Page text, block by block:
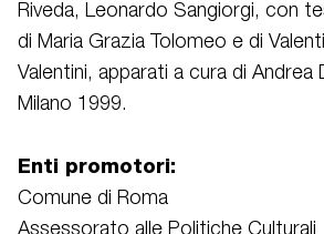
Riveda, Leonardo Sangiorgi, con
di Maria Grazia Tolomeo e di
Valentini, apparati a cura di Andrea
Milano 1999.
Enti promotori:
Comune di Roma
Assessorato alle Politiche Culturali